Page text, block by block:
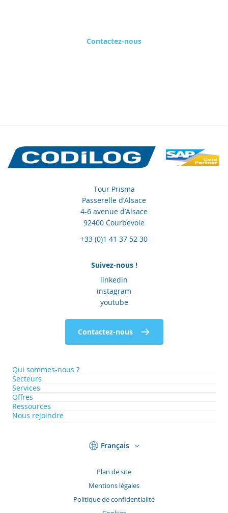
Contactez-nous
Tour Prisma
Passerelle d’Alsace
4-6 avenue d’Alsace
92400 Courbevoie
+33 (0)1 41 37 52 30
Suivez-nous !
linkedin
instagram
youtube
Contactez-nous
Qui sommes-nous ?
Secteurs
Services
Offres
Ressources
Nous rejoindre
Français
Plan de site
Mentions légales
Politique de confidentialité